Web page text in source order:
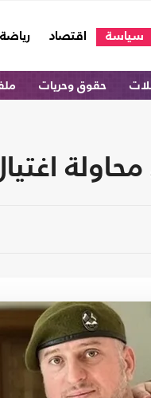
سياسة اقتصاد رياضة
حقوق وحريات